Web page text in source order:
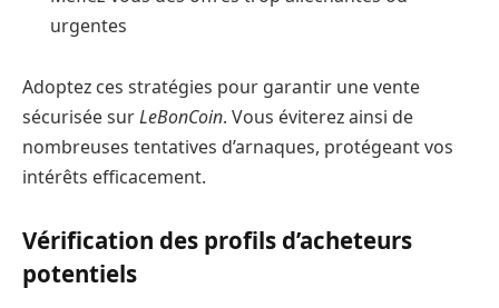
urgentes
Adoptez ces stratégies pour garantir une vente
sécurisée surLeBonCoin. Vous éviterez ainsi de
nombreuses tentatives d’arnaques, protégeant vos
intérêts efficacement.
Vérification des profils d’acheteurs
potentiels